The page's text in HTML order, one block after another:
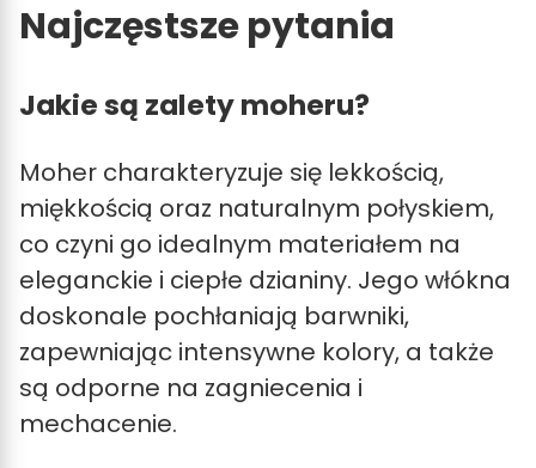
Najczęstsze pytania
Jakie są zalety moheru?
Moher charakteryzuje się lekkością,
miękkością oraz naturalnym połyskiem,
co czyni go idealnym materiałem na
eleganckie i ciepłe dzianiny. Jego włókna
doskonale pochłaniają barwniki,
zapewniając intensywne kolory, a także
są odporne na zagniecenia i
mechacenie.